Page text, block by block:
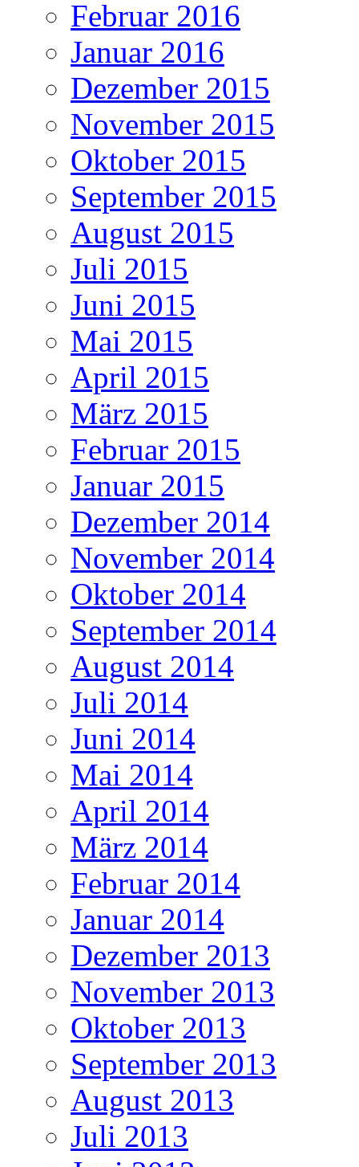
Februar 2016
Januar 2016
Dezember 2015
November 2015
Oktober 2015
September 2015
August 2015
Juli 2015
Juni 2015
Mai 2015
April 2015
März 2015
Februar 2015
Januar 2015
Dezember 2014
November 2014
Oktober 2014
September 2014
August 2014
Juli 2014
Juni 2014
Mai 2014
April 2014
März 2014
Februar 2014
Januar 2014
Dezember 2013
November 2013
Oktober 2013
September 2013
August 2013
Juli 2013